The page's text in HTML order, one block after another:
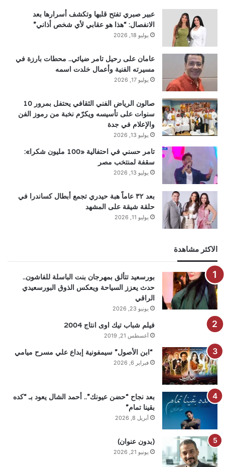
عبير صبري تفتح قلبها وتكشف أسرارها بعد
الانفصال: “هذا هو عقابي لأي شخص أذاني”
يوليو 18, 2026
عامان على رحيل تامر ضيائي.. محطات بارزة في
مسيرته الفنية وأعمال خلدت اسمه
يوليو 17, 2026
صالون الرياض الفني الثقافي يحتفل بمرور 10
سنوات على تأسيسه ويكرّم نخبة من رموز الفن
والإعلام في جدة
يوليو 13, 2026
تامر حسني في احتفالية «100 مليون شكرا»:
سقفة لمنتخب مصر
يوليو 13, 2026
بعد ٣٢ عاماً هبة حيدري تجمع أبطال كساندرا في
حلقة شيقة على المشهد
يوليو 11, 2026
الاكثر مشاهدة
بورسعيد تتألق بمهرجان بنت الباسلة للفاشون..
حدث يعزز السياحة ويعكس الذوق البورسعيدي
الراقي
يونيو 23, 2026
فيلم شباب تيك اوى انتاج 2004
أغسطس 21, 2019
“ابن الأصول” سيمفونية إبداع علي مسرح ميامي
فبراير 6, 2026
بعد نجاح “حضن عيونك”.. أحمد الشال يعود بـ “كده
بقينا تمام”
أبريل 8, 2026
(بدون عنوان)
يونيو 21, 2026